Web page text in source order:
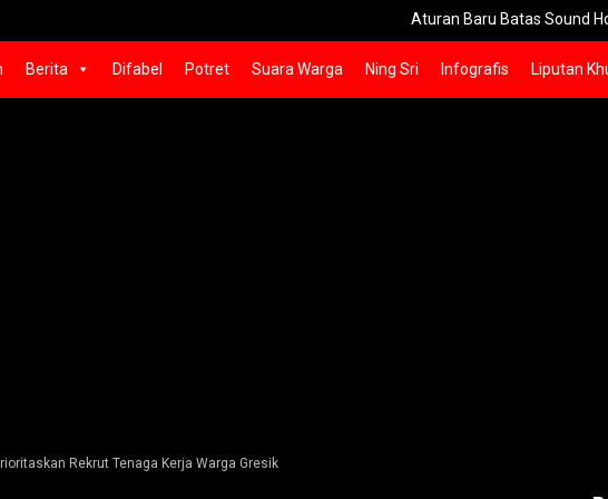
Aturan Baru Batas Sound Horeg
Berita Difabel Potret Suara Warga Ning Sri Infografis Liputan
Rekrut Tenaga Kerja Warga Gresik